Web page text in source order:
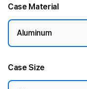
Case Material
Aluminum
Case Size